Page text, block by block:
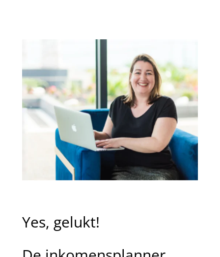
Yes, gelukt!